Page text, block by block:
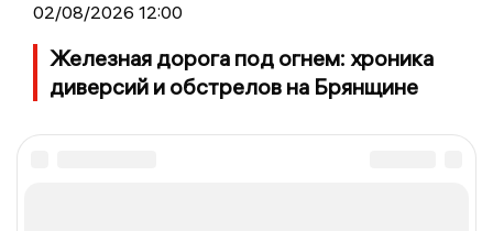
02/08/2026 12:00
Железная дорога под огнем: хроника
диверсий и обстрелов на Брянщине